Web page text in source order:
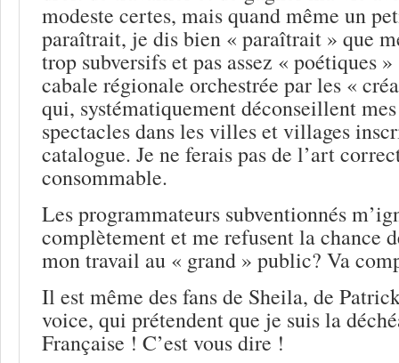
modeste certes, mais quand même un
paraîtrait, je dis bien « paraîtrait » que
trop subversifs et pas assez « poétiques
cabale régionale orchestrée par les «
qui, systématiquement déconseillent
spectacles dans les villes et villages
catalogue. Je ne ferais pas de l’art
consommable.
Les programmateurs subventionnés
complètement et me refusent la chance
mon travail au « grand » public? Va
Il est même des fans de Sheila, de
voice, qui prétendent que je suis la
Française ! C’est vous dire !